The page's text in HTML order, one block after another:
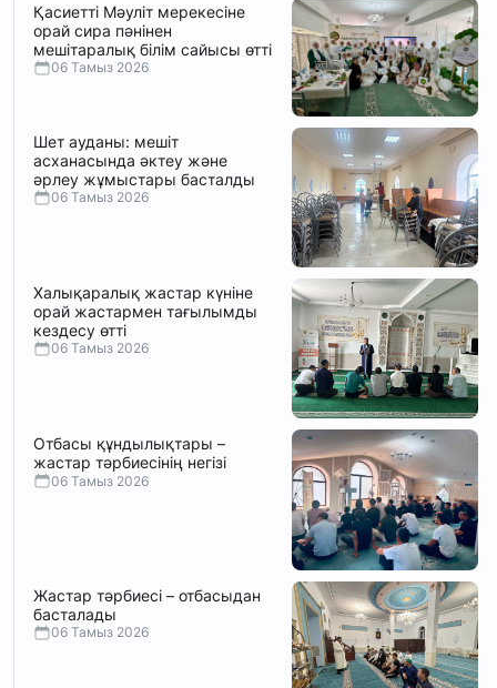
Қасиетті Мәуліт мерекесіне
орай сира пәнінен
мешітаралық білім сайысы өтті
06 Тамыз 2026
Шет ауданы: мешіт
асханасында әктеу және
әрлеу жұмыстары басталды
06 Тамыз 2026
Халықаралық жастар күніне
орай жастармен тағылымды
кездесу өтті
06 Тамыз 2026
Отбасы құндылықтары –
жастар тәрбиесінің негізі
06 Тамыз 2026
Жастар тәрбиесі – отбасыдан
басталады
06 Тамыз 2026